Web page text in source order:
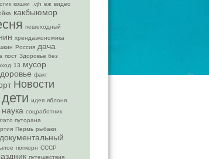
кошки .vjh ёж видео
какбыюмор
пешеходный
хрендаэкономика
Россия дача
пост Здоровье без
13 мусор
факт
Новости
дети идея яблоня
наука соцработник
путорана
Пермь рыбаки
документальный
попкорн СССР
путешествия